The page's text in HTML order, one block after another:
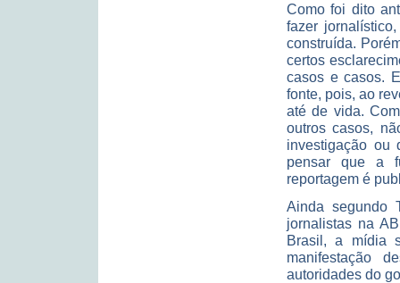
Como foi dito
fazer
construída.
certos
casos e casos.
fonte, pois, ao
até de vida.
outros casos,
investigação ou
pensar que a
reportagem é
Ainda segundo
jornalistas na
Brasil, a mídia
manifestação
autoridades do